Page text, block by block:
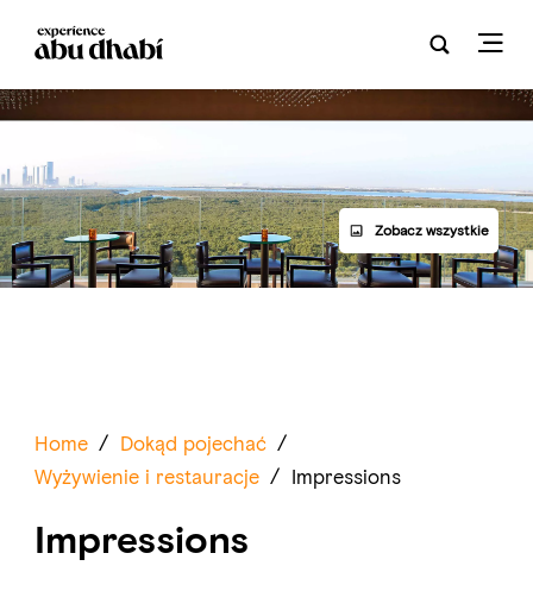
Zobacz wszystkie
Home / Dokąd pojechać /
Wyżywienie i restauracje / Impressions
Impressions